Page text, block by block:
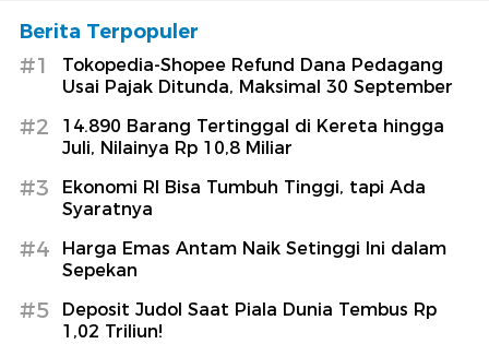
Berita Terpopuler
#1
Tokopedia-Shopee Refund Dana Pedagang
Usai Pajak Ditunda, Maksimal 30 September
#2
14.890 Barang Tertinggal di Kereta hingga
Juli, Nilainya Rp 10,8 Miliar
#3
Ekonomi RI Bisa Tumbuh Tinggi, tapi Ada
Syaratnya
#4
Harga Emas Antam Naik Setinggi Ini dalam
Sepekan
#5
Deposit Judol Saat Piala Dunia Tembus Rp
1,02 Triliun!